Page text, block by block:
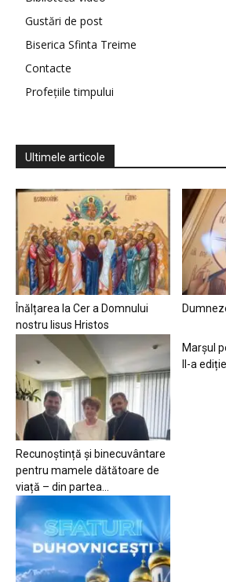
Gustări de post
Biserica Sfinta Treime
Contacte
Profețiile timpului
Ultimele articole
Înălțarea la Cer a Domnului
nostru Iisus Hristos
Recunoștință și binecuvântare
pentru mamele dătătoare de
viață – din partea...
Marșul
II-a